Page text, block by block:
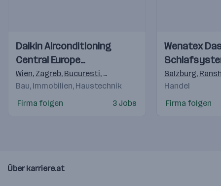
Videos
Einblicke
Einblicke
Daikin Airconditioning
Central Europe
HandelsgmbH
Wien, Zagreb, Bucuresti, Budapest Praha 4-Michle,
Bau, Immobilien, Haustechnik
Firma folgen
3 Jobs
Videos
Einblicke
Einblicke
Wenatex
Salzburg,
Handel
Firma folgen
Über karriere.at